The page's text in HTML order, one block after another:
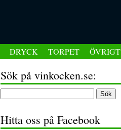
DRYCK TORPET ÖVRIGT
Sök på vinkocken.se:
Hitta oss på Facebook